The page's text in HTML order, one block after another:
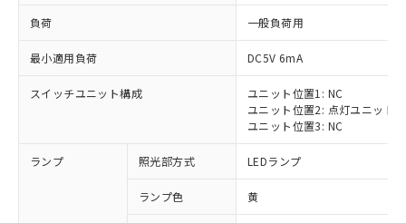
負荷 一般負荷用
最小適用負荷 DC5V 6mA
スイッチユニット構成
ユニット位置1: NC
ユニット位置2: 点灯ユニット
ユニット位置3: NC
ランプ 照光部方式 LEDランプ
ランプ色 黄